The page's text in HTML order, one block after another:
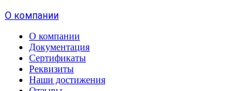
О компании
О компании
Документация
Сертификаты
Реквизиты
Наши достижения